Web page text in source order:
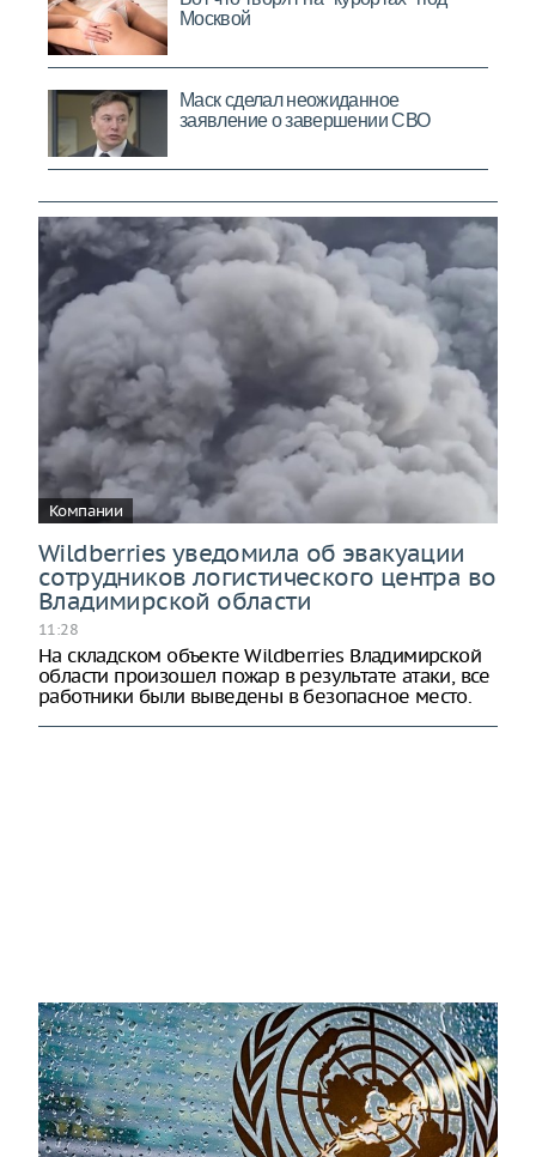
Компании
Wildberries уведомила об эвакуации
сотрудников логистического центра во
Владимирской области
11:28
На складском объекте Wildberries Владимирской
области произошел пожар в результате атаки, все
работники были выведены в безопасное место.